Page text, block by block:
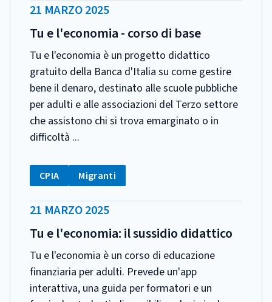
DATA
PUBBLICAZIONE:
21 MARZO 2025
Tu e l'economia - corso di base
Tu e l'economia è un progetto didattico
gratuito della Banca d'Italia su come gestire
bene il denaro, destinato alle scuole pubbliche
per adulti e alle associazioni del Terzo settore
che assistono chi si trova emarginato o in
difficoltà ...
CATEGORIA:
Tag:
CPIA Tag:
Migranti
DATA
PUBBLICAZIONE:
21 MARZO 2025
Tu e l'economia: il sussidio didattico
Tu e l'economia è un corso di educazione
finanziaria per adulti. Prevede un'app
interattiva, una guida per formatori e un